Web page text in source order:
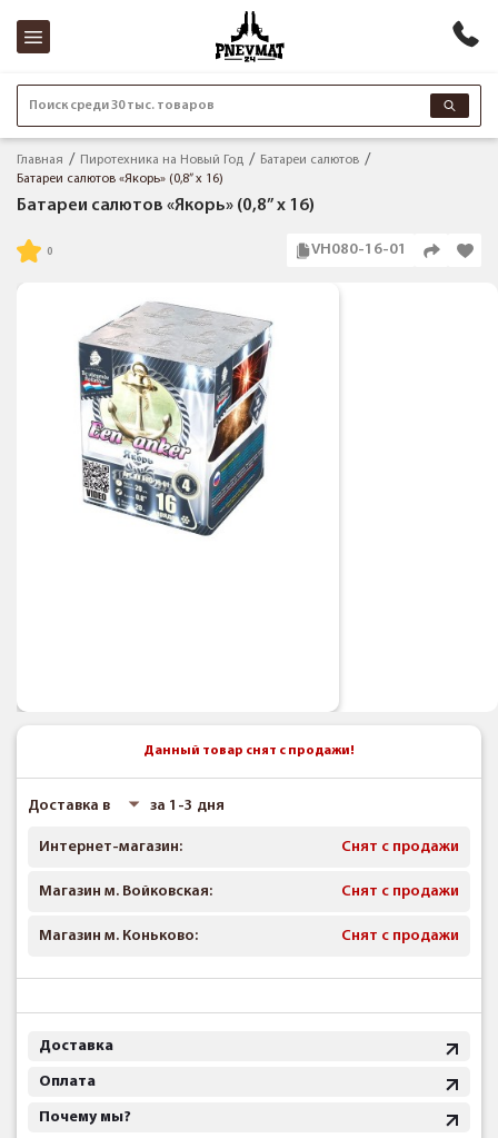
Поиск среди 30 тыс. товаров
Главная Пиротехника на Новый Год
Батареи салютов
Батареи салютов «Якорь» (0,8” x 16)
Батареи салютов «Якорь» (0,8” x 16)
VH080-16-01
Данный товар снят с продажи!
Доставка в за 1-3 дня
Интернет-магазин: Снят с продажи
Магазин м. Войковская: Снят с продажи
Магазин м. Коньково: Снят с продажи
Доставка
Оплата
Почему мы?